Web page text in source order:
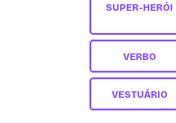
SUPER-HERÓI
VERBO
VESTUÁRIO